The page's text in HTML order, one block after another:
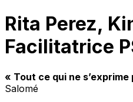
Rita Perez,
Facilitatrice
« Tout ce qui ne s’exprime
Salomé